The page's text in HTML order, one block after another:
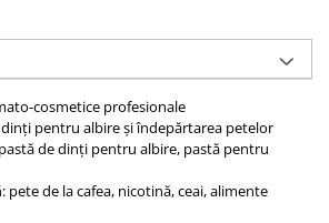
cosmetice profesionale
dinți pentru albire și îndepărtarea petelor
de dinți pentru albire, pastă pentru
: pete de la cafea, nicotină, ceai, alimente